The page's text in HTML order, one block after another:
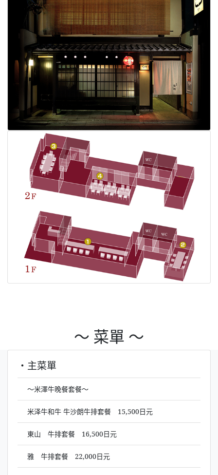
～ 菜單 ～
・主菜單
～米澤牛晚餐套餐～
米泽牛和牛 牛沙朗牛排套餐 15,500日元
東山 牛排套餐 16,500日元
雅 牛排套餐 22,000日元